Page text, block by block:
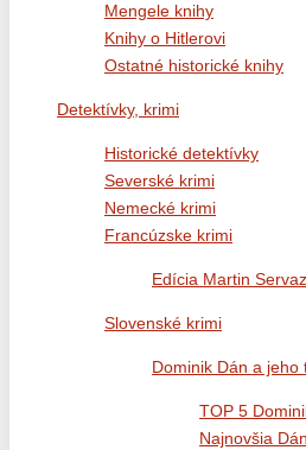
Mengele knihy
Knihy o Hitlerovi
Ostatné historické knihy
Detektívky, krimi
Historické detektívky
Severské krimi
Nemecké krimi
Francúzske krimi
Edícia Martin
Slovenské krimi
Dominik Dán a jeho
TOP 5
Najnovšia